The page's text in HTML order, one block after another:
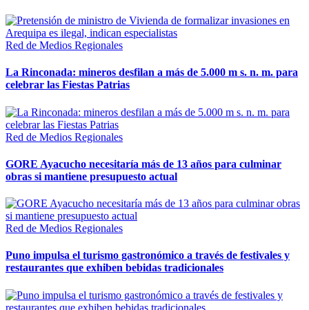
Red de Medios Regionales
La Rinconada: mineros desfilan a más de 5.000 m s. n. m. para
celebrar las Fiestas Patrias
Red de Medios Regionales
GORE Ayacucho necesitaría más de 13 años para culminar
obras si mantiene presupuesto actual
Red de Medios Regionales
Puno impulsa el turismo gastronómico a través de festivales y
restaurantes que exhiben bebidas tradicionales